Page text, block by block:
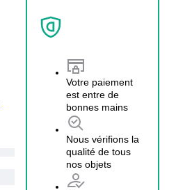
Votre paiement
est entre de
bonnes mains
Nous vérifions la
qualité de tous
nos objets